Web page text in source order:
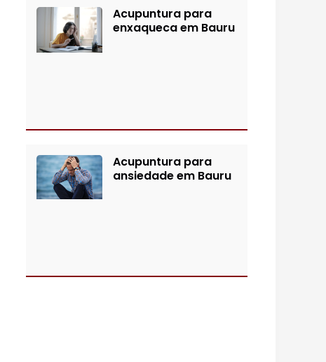
Acupuntura para
enxaqueca em Bauru
Acupuntura para
ansiedade em Bauru